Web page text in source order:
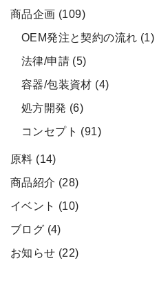
商品企画 (109)
OEM発注と契約の流れ (1)
法律/申請 (5)
容器/包装資材 (4)
処方開発 (6)
コンセプト (91)
原料 (14)
商品紹介 (28)
イベント (10)
ブログ (4)
お知らせ (22)